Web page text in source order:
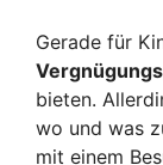
Gerade für
bieten.
wo und was
mit einem